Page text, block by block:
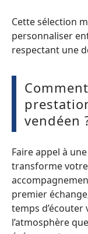
Cette sélection
personnaliser
respectant une
vendéen
Faire appel à une
transforme
premier
temps
l’atmosphère